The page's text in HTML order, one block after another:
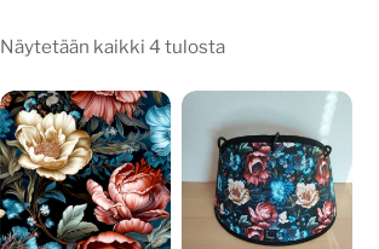
Näytetään kaikki 4 tulosta